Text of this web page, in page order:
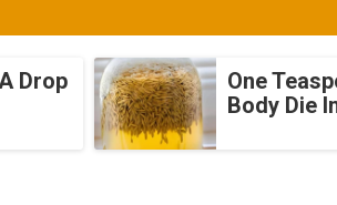
Drop
One
Body Die